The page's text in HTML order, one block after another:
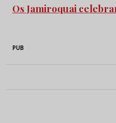
Os Jamiroquai
PUB